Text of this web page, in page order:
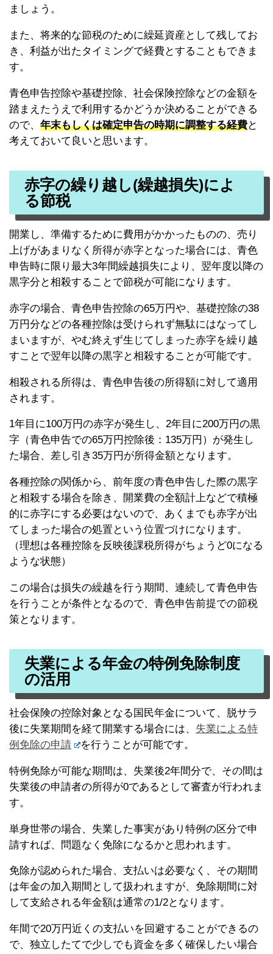
ましょう。
また、将来的な節税のために繰延資産として残してお
き、利益が出たタイミングで経費とすることもできま
す。
青色申告控除や基礎控除、社会保険控除などの金額を
踏まえたうえで利用するかどうか決めることができる
ので、 年末もしくは確定申告の時期に調整する経費と
考えておいて良いと思います。
赤字の繰り越し(繰越損失)によ
る節税
開業し、準備するために費用がかかったものの、売り
上げがあまりなく所得が赤字となった場合には、青色
申告時に限り最大3年間繰越損失により、翌年度以降の
黒字分と相殺することで節税が可能になります。
赤字の場合、青色申告控除の65万円や、基礎控除の38
万円分などの各種控除は受けられず無駄にはなってし
まいますが、やむ終えず生じてしまった赤字を繰り越
すことで翌年以降の黒字と相殺することが可能です。
相殺される所得は、青色申告後の所得額に対して適用
されます。
1年目に100万円の赤字が発生し、2年目に200万円の黒
字（青色申告での65万円控除後：135万円）が発生し
た場合、差し引き35万円が所得金額となります。
各種控除の関係から、前年度の青色申告した際の黒字
と相殺する場合を除き、開業費の全額計上などで積極
的に赤字にする必要はないので、あくまでも赤字が出
てしまった場合の処置という位置づけになります。
（理想は各種控除を反映後課税所得がちょうど0になる
ような状態）
この場合は損失の繰越を行う期間、連続して青色申告
を行うことが条件となるので、青色申告前提での節税
策となります。
失業による年金の特例免除制度
の活用
社会保険の控除対象となる国民年金について、脱サラ
後に失業期間を経て開業する場合には、 失業による特
例免除の申請
を行うことが可能です。
特例免除が可能な期間は、失業後2年間分で、その間は
失業後の申請者の所得が0であるとして審査が行われま
す。
単身世帯の場合、失業した事実があり特例の区分で申
請すれば、問題なく免除になるかと思われます。
免除が認められた場合、支払いは必要なく、その期間
は年金の加入期間として扱われますが、免除期間に対
して支給される年金額は通常の1/2となります。
年間で20万円近くの支払いを回避することができるの
で、独立したてで少しでも資金を多く確保したい場合